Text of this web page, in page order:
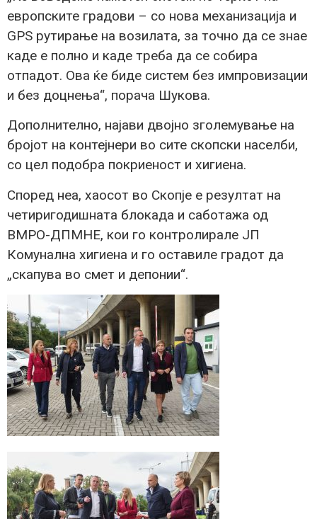
европските градови – со нова механизација и
GPS рутирање на возилата, за точно да се знае
каде е полно и каде треба да се собира
отпадот. Ова ќе биде систем без импровизации
и без доцнења“, порача Шукова.
Дополнително, најави двојно зголемување на
бројот на контејнери во сите скопски населби,
со цел подобра покриеност и хигиена.
Според неа, хаосот во Скопје е резултат на
четиригодишната блокада и саботажа од
ВМРО-ДПМНЕ, кои го контролирале ЈП
Комунална хигиена и го оставиле градот да
„скапува во смет и депонии“.